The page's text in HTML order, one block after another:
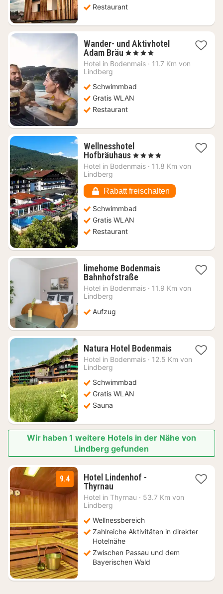
Restaurant
Wander- und Aktivhotel
Adam Bräu 1
Nacht
€
, 4 Sterne
Hotel in Bodenmais · 11.7 Km von
Lindberg
Schwimmbad
Gratis WLAN
Restaurant
Wellnesshotel
Hofbräuhaus1
Nacht
€
, 4 Sterne
Hotel in Bodenmais · 11.8 Km von
Lindberg
Rabatt freischalten
Schwimmbad
Gratis WLAN
Restaurant
limehome Bodenmais
Bahnhofstraße1
Nacht
Hotel in Bodenmais · 11.9 Km von
Lindberg
Aufzug
Natura Hotel Bodenmais1
Nacht
Hotel in Bodenmais · 12.5 Km von
Lindberg
Schwimmbad
Gratis WLAN
Sauna
Wir haben 1 weitere Hotels in der Nähe von
Lindberg gefunden
9.4
Hotel Lindenhof -
Thyrnau1
Nacht
ab
€
Hotel in Thyrnau · 53.7 Km von
Lindberg
Wellnessbereich
Zahlreiche Aktivitäten in direkter
Hotelnähe
Zwischen Passau und dem
Bayerischen Wald